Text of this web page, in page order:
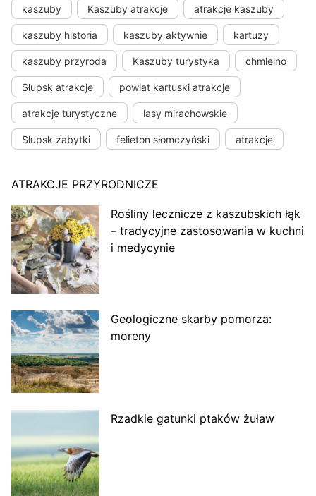
kaszuby Kaszuby atrakcje atrakcje kaszuby
kaszuby historia kaszuby aktywnie kartuzy
kaszuby przyroda Kaszuby turystyka chmielno
Słupsk atrakcje powiat kartuski atrakcje
atrakcje turystyczne lasy mirachowskie
Słupsk zabytki felieton słomczyński atrakcje
ATRAKCJE PRZYRODNICZE
Rośliny lecznicze z kaszubskich łąk
– tradycyjne zastosowania w kuchni
i medycynie
Geologiczne skarby pomorza:
moreny
Rzadkie gatunki ptaków żuław